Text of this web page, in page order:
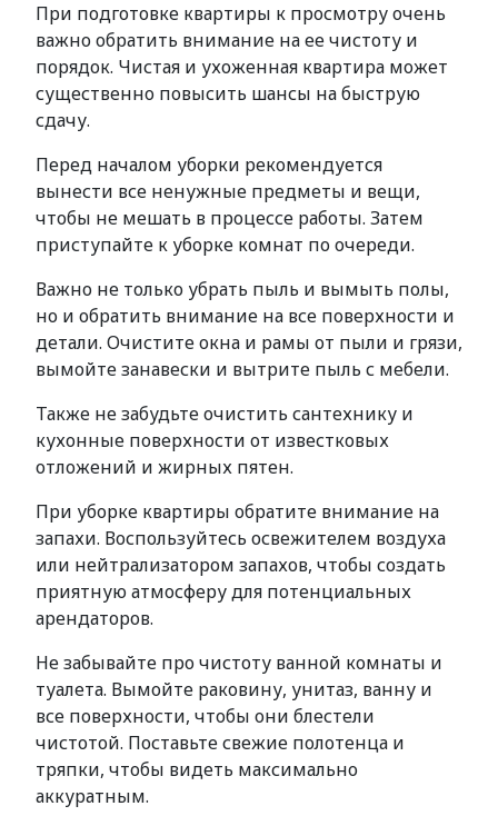
При подготовке квартиры к просмотру очень
важно обратить внимание на ее чистоту и
порядок. Чистая и ухоженная квартира может
существенно повысить шансы на быструю
сдачу.
Перед началом уборки рекомендуется
вынести все ненужные предметы и вещи,
чтобы не мешать в процессе работы. Затем
приступайте к уборке комнат по очереди.
Важно не только убрать пыль и вымыть полы,
но и обратить внимание на все поверхности и
детали. Очистите окна и рамы от пыли и грязи,
вымойте занавески и вытрите пыль с мебели.
Также не забудьте очистить сантехнику и
кухонные поверхности от известковых
отложений и жирных пятен.
При уборке квартиры обратите внимание на
запахи. Воспользуйтесь освежителем воздуха
или нейтрализатором запахов, чтобы создать
приятную атмосферу для потенциальных
арендаторов.
Не забывайте про чистоту ванной комнаты и
туалета. Вымойте раковину, унитаз, ванну и
все поверхности, чтобы они блестели
чистотой. Поставьте свежие полотенца и
тряпки, чтобы видеть максимально
аккуратным.